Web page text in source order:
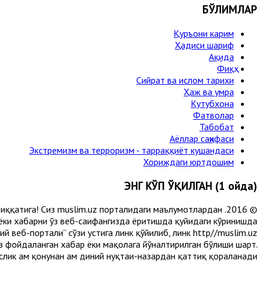
БЎЛИМЛАР
Қуръони карим
Ҳадиси шариф
Ақида
Фиқҳ
Сийрат ва ислом тарихи
Ҳаж ва умра
Кутубхона
Фатволар
Табобат
Аёллар саҳифаси
Экстремизм ва терроризм - тарраққиёт кушандаси
Хориждаги юртдошим
ЭНГ КЎП ЎҚИЛГАН (1 ойда)
Сиз muslim.uz порталидаги маълумотлардан
хабарни ўз веб-саҳифангизда ёритишда қуйидаги кўринишда
веб-портали” сўзи устига линк қўйилиб, линк http//muslim.uz
фойдаланган хабар ёки мақолага йўналтирилган бўлиши шарт.
ҳам қонунан ҳам диний нуқтаи-назардан қаттиқ қораланади.